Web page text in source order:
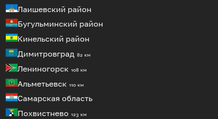
Лаишевский район
Бугульминский район
Кинельский район
Димитровград 82 км
Лениногорск 108 км
Альметьевск 110 км
Самарская область
Похвистнево 123 км